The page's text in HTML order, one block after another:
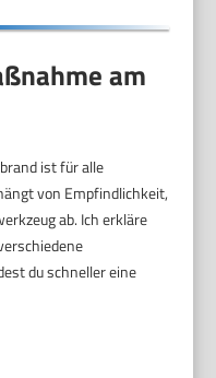
am
ist für alle
von Empfindlichkeit,
ab. Ich erkläre
du schneller eine